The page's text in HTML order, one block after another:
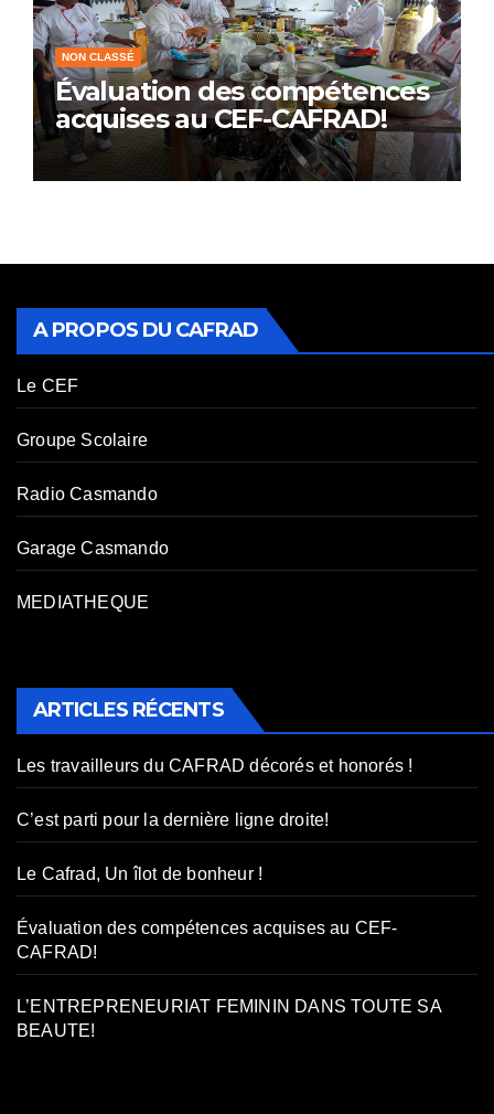
NON CLASSÉ
Évaluation des compétences
acquises au CEF-CAFRAD!
A PROPOS DU CAFRAD
Le CEF
Groupe Scolaire
Radio Casmando
Garage Casmando
MEDIATHEQUE
ARTICLES RÉCENTS
Les travailleurs du CAFRAD décorés et honorés !
C’est parti pour la dernière ligne droite!
Le Cafrad, Un îlot de bonheur !
Évaluation des compétences acquises au CEF-
CAFRAD!
L’ENTREPRENEURIAT FEMININ DANS TOUTE SA
BEAUTE!